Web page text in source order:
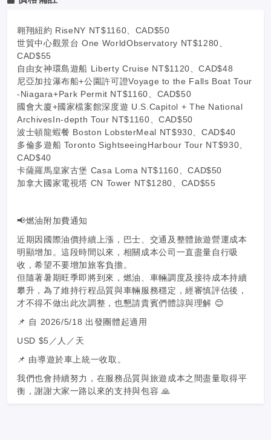
翱翔紐約 RiseNY NT$1160、CAD$50
世貿中心觀景台 One WorldObservatory NT$1280、
CAD$55
自由女神環島遊船 Liberty Cruise NT$1120、CAD$48
尼亞加拉瀑布船+公園許可證Voyage to the Falls Boat Tour
-Niagara+Park Permit NT$1160、CAD$50
國會大廈+國家檔案館深度遊 U.S.Capitol + The National
ArchivesIn-depth Tour NT$1160、CAD$50
波士頓龍蝦餐 Boston LobsterMeal NT$930、CAD$40
多倫多遊船 Toronto SightseeingHarbour Tour NT$930、
CAD$40
卡薩羅馬皇家古堡 Casa Loma NT$1160、CAD$50
加拿大國家電視塔 CN Tower NT$1280、CAD$55
📢燃油附加費通知
近期因國際油價持續上漲，巴士、交通及整體旅遊營運成本
明顯增加。這段時間以來，相關成本公司一直盡量自行吸
收，希望不要增加旅客負擔。
但隨著暑期旺季即將到來，燃油、車輛調度及接待成本持續
攀升，為了維持行程品質與車輛服務穩定，經審慎評估後，
才不得不做出此次調整，也懇請貴賓們體諒與理解 😊
📌 自 2026/5/18 出發團體起適用
USD $5／人／天
📌 由導遊於車上統一收取。
我們也會持續努力，在服務品質與旅遊成本之間盡量取得平
衡，謝謝大家一路以來的支持與包容 🙏